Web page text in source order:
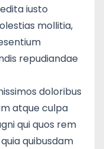
iusto
mollitia,
repudiandae
doloribus
atque culpa
qui quos rem
quibusdam